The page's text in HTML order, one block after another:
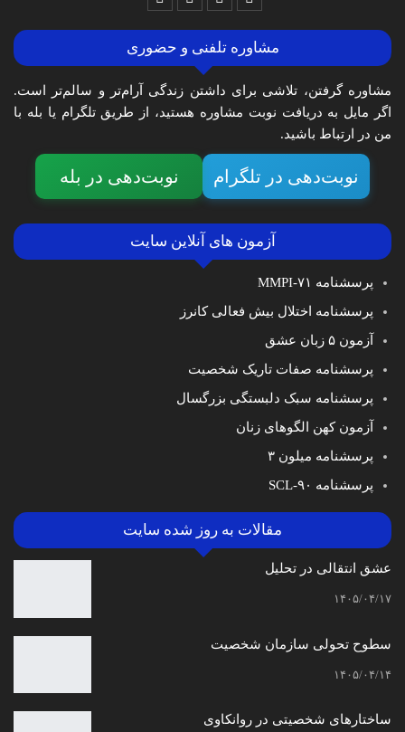
مشاوره تلفنی و حضوری
مشاوره گرفتن، تلاشی برای داشتن زندگی آرام‌تر و سالم‌تر است.
اگر مایل به دریافت نوبت مشاوره هستید، از طریق تلگرام یا بله با
من در ارتباط باشید.
نوبت‌دهی در تلگرام نوبت‌دهی در بله
آزمون های آنلاین سایت
پرسشنامه MMPI-۷۱
پرسشنامه اختلال بیش فعالی کانرز
آزمون ۵ زبان عشق
پرسشنامه صفات تاریک شخصیت
پرسشنامه سبک دلبستگی بزرگسال
آزمون کهن الگوهای زنان
پرسشنامه میلون ۳
پرسشنامه SCL-۹۰
مقالات به روز شده سایت
عشق انتقالی در تحلیل
۱۴۰۵/۰۴/۱۷
سطوح تحولی سازمان‌ شخصیت
۱۴۰۵/۰۴/۱۴
ساختارهای شخصیتی در روانکاوی